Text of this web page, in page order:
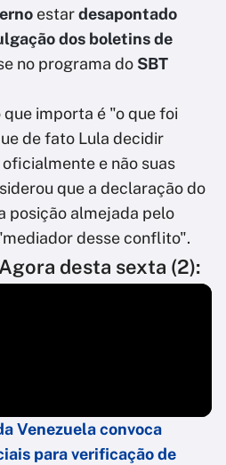
estardesapontado
dos boletins de
no programa do SBT
que importa é "o que foi
de fato Lula decidir
e não suas
que a declaração do
posição almejada pelo
desse conflito".
desta sexta (2):
Venezuela convoca
para verificação de